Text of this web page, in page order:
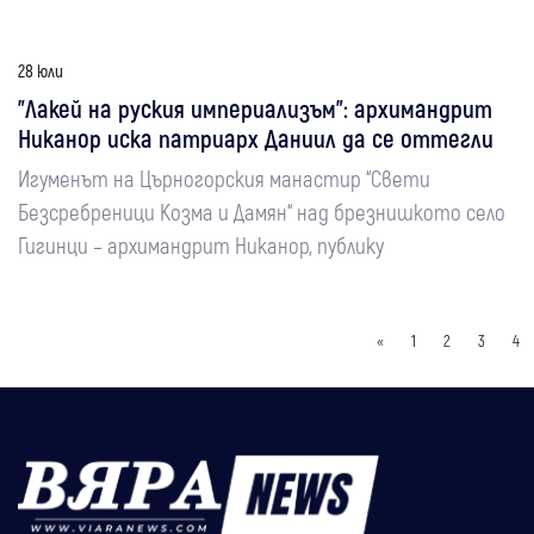
28 юли
"Лакей на руския империализъм": архимандрит
Никанор иска патриарх Даниил да се оттегли
Игуменът на Църногорския манастир “Свети
Безсребреници Козма и Дамян“ над брезнишкото село
Гигинци – архимандрит Никанор, публику
« 1 2 3 4